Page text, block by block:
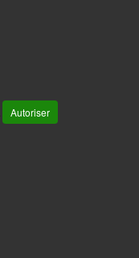
Autoriser